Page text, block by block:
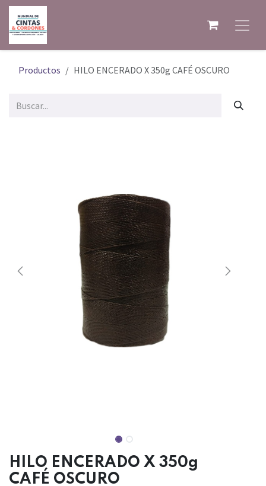
Ir al contenido
Productos HILO ENCERADO X 350g CAFÉ OSCURO
HILO ENCERADO X 350g
CAFÉ OSCURO